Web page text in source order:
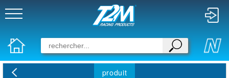
produit